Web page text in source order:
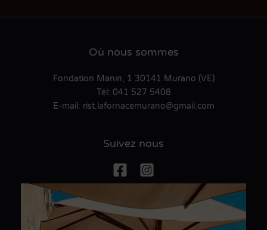
Où nous sommes
Fondation Manin, 1 30141 Murano (VE)
Tél: 041 527 5408
E-mail: rist.lafornacemurano@gmail.com
Suivez nous